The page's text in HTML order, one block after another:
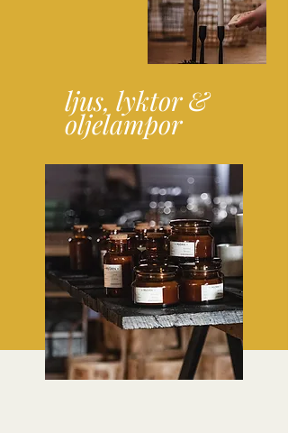
ljus, lyktor &
oljelampor